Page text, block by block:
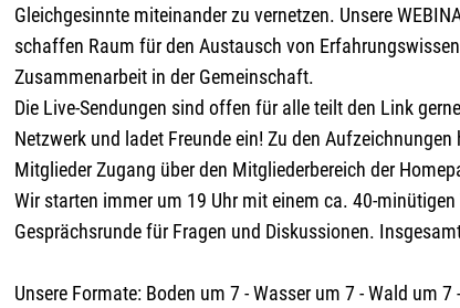
Gleichgesinnte miteinander zu vernetzen. Unsere
schaffen Raum für den Austausch von
Zusammenarbeit in der Gemeinschaft.
Die Live-Sendungen sind offen für alle teilt den Link
Netzwerk und ladet Freunde ein! Zu den Aufzeichnungen
Mitglieder Zugang über den Mitgliederbereich der
Wir starten immer um 19 Uhr mit einem ca. 40-
Gesprächsrunde für Fragen und Diskussionen.
Unsere Formate: Boden um 7 - Wasser um 7 - Wald um